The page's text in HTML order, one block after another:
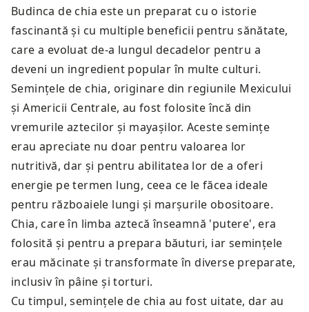
Budinca de chia este un preparat cu o istorie
fascinantă și cu multiple beneficii pentru sănătate,
care a evoluat de-a lungul decadelor pentru a
deveni un ingredient popular în multe culturi.
Semințele de chia, originare din regiunile Mexicului
și Americii Centrale, au fost folosite încă din
vremurile aztecilor și mayașilor. Aceste semințe
erau apreciate nu doar pentru valoarea lor
nutritivă, dar și pentru abilitatea lor de a oferi
energie pe termen lung, ceea ce le făcea ideale
pentru războaiele lungi și marșurile obositoare.
Chia, care în limba aztecă înseamnă 'putere', era
folosită și pentru a prepara băuturi, iar semințele
erau măcinate și transformate în diverse preparate,
inclusiv în pâine și torturi.
Cu timpul, semințele de chia au fost uitate, dar au